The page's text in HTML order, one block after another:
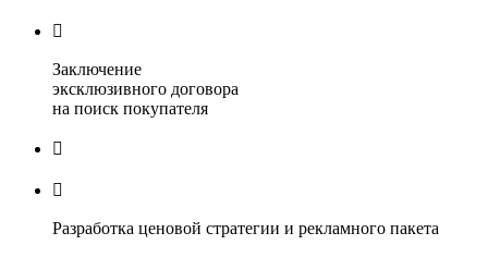

Заключение
эксклюзивного договора
на поиск покупателя


Разработка ценовой стратегии и рекламного пакета